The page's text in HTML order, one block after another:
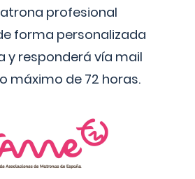
profesional
forma personalizada
y responderá vía mail
máximo de 72 horas.